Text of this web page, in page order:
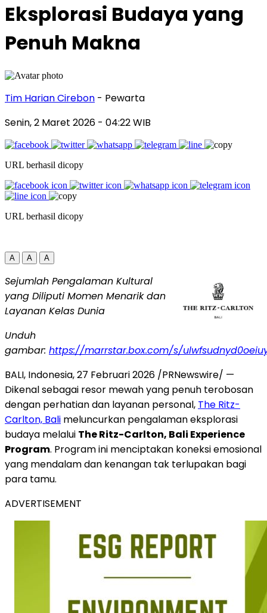
Eksplorasi Budaya yang
Penuh Makna
Tim Harian Cirebon - Pewarta
Senin, 2 Maret 2026 - 04:22 WIB
URL berhasil dicopy
URL berhasil dicopy
A A A
Sejumlah Pengalaman Kultural
yang Diliputi Momen Menarik dan
Layanan Kelas Dunia
Unduh
gambar: https://marrstar.box.com/s/
BALI, Indonesia, 27 Februari 2026 /PRNewswire/ —
Dikenal sebagai resor mewah yang penuh terobosan
dengan perhatian dan layanan personal, The Ritz-
Carlton, Bali meluncurkan pengalaman eksplorasi
budaya melalui The Ritz-Carlton, Bali Experience
Program. Program ini menciptakan koneksi emosional
yang mendalam dan kenangan tak terlupakan bagi
para tamu.
ADVERTISEMENT